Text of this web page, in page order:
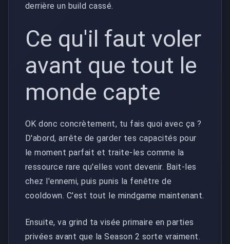
derrière un build cassé.
Ce qu'il faut voler
avant que tout le
monde capte
OK donc concrètement, tu fais quoi avec ça ?
D'abord, arrête de garder tes capacités pour
le moment parfait et traite-les comme la
ressource rare qu'elles vont devenir. Bait-les
chez l'ennemi, puis punis la fenêtre de
cooldown. C'est tout le mindgame maintenant.
Ensuite, va grind ta visée primaire en parties
privées avant que la Season 2 sorte vraiment.